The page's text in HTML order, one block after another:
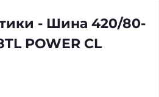
- Шина 420/80-
POWER CL